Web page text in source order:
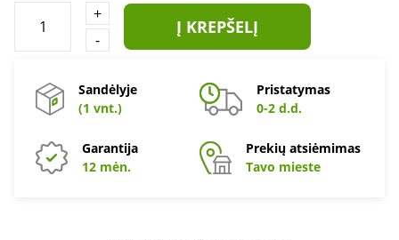
+
-
Į KREPŠELĮ
Sandėlyje
(1 vnt.)
Pristatymas
0-2 d.d.
Garantija
12 mėn.
Prekių atsiėmimas
Tavo mieste